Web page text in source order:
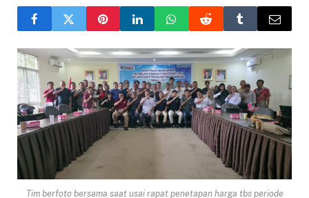
Tim berfoto bersama saat usai rapat penetapan harga tbs periode